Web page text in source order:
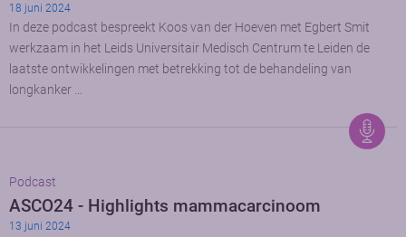
18 juni 2024
In deze podcast bespreekt Koos van der Hoeven met Egbert Smit
werkzaam in het Leids Universitair Medisch Centrum te Leiden de
laatste ontwikkelingen met betrekking tot de behandeling van
longkanker …
Podcast
ASCO24 - Highlights mammacarcinoom
13 juni 2024